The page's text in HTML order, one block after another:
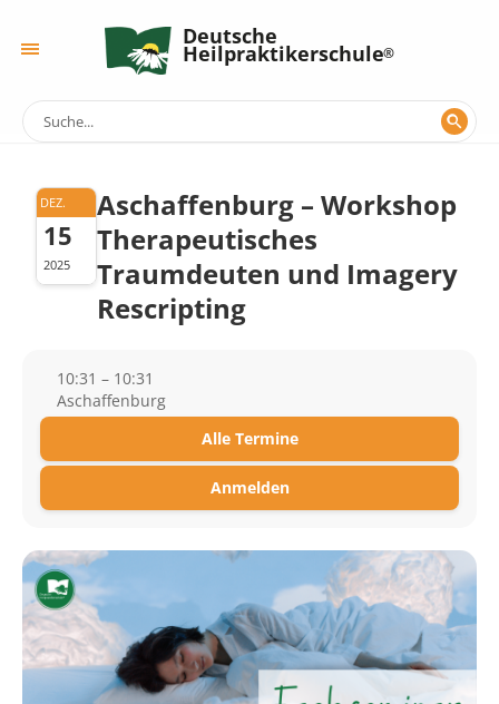
Deutsche
Heilpraktikerschule
DEZ.
15
2025
Aschaffenburg – Workshop
Therapeutisches
Traumdeuten und Imagery
Rescripting
10:31 – 10:31
Aschaffenburg
Alle Termine
Anmelden